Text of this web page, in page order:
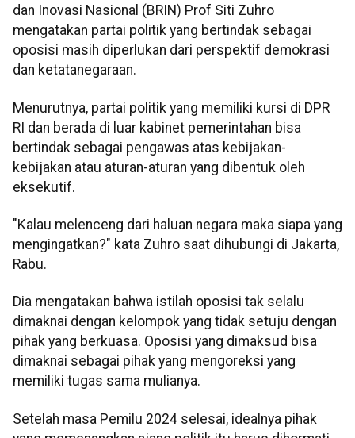
dan Inovasi Nasional (BRIN) Prof Siti Zuhro
mengatakan partai politik yang bertindak sebagai
oposisi masih diperlukan dari perspektif demokrasi
dan ketatanegaraan.
Menurutnya, partai politik yang memiliki kursi di DPR
RI dan berada di luar kabinet pemerintahan bisa
bertindak sebagai pengawas atas kebijakan-
kebijakan atau aturan-aturan yang dibentuk oleh
eksekutif.
"Kalau melenceng dari haluan negara maka siapa yang
mengingatkan?" kata Zuhro saat dihubungi di Jakarta,
Rabu.
Dia mengatakan bahwa istilah oposisi tak selalu
dimaknai dengan kelompok yang tidak setuju dengan
pihak yang berkuasa. Oposisi yang dimaksud bisa
dimaknai sebagai pihak yang mengoreksi yang
memiliki tugas sama mulianya.
Setelah masa Pemilu 2024 selesai, idealnya pihak